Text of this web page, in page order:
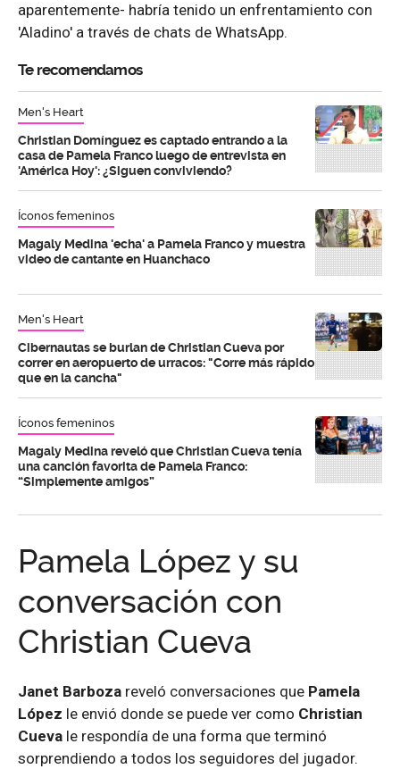
aparentemente- habría tenido un enfrentamiento con
'Aladino' a través de chats de WhatsApp.
Te recomendamos
Men's Heart
Christian Domínguez es captado entrando a la
casa de Pamela Franco luego de entrevista en
'América Hoy': ¿Siguen conviviendo?
Íconos femeninos
Magaly Medina 'echa' a Pamela Franco y muestra
video de cantante en Huanchaco
Men's Heart
Cibernautas se burlan de Christian Cueva por
correr en aeropuerto de urracos: "Corre más rápido
que en la cancha"
Íconos femeninos
Magaly Medina reveló que Christian Cueva tenía
una canción favorita de Pamela Franco:
“Simplemente amigos”
Pamela López y su
conversación con
Christian Cueva
Janet Barboza reveló conversaciones que Pamela
López le envió donde se puede ver como Christian
Cueva le respondía de una forma que terminó
sorprendiendo a todos los seguidores del jugador.